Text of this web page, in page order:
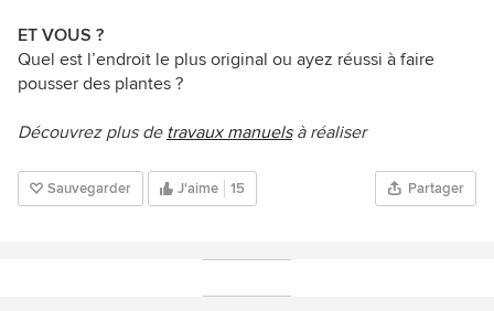
ET VOUS ?
Quel est l’endroit le plus original ou ayez réussi à faire
pousser des plantes ?
Découvrez plus de travaux manuelsà réaliser
Sauvegarder J'aime 15 Partager